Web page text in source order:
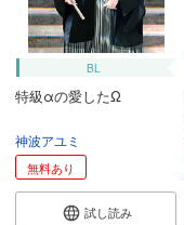
BL
特級αの愛したΩ
神波アユミ
無料あり
試し読み